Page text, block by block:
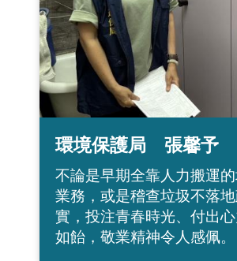
環境保護局 張馨予
不論是早期全靠人力搬運
業務，或是稽查垃圾不落
實，投注青春時光、付出
如飴，敬業精神令人感佩。